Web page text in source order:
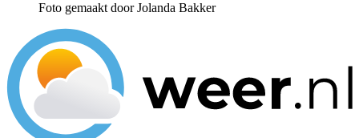
Foto gemaakt door Jolanda Bakker